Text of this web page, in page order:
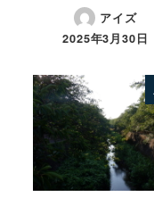
アイズ
2025年3月30日